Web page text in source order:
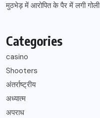
मुठभेड़ में आरोपित के पैर में लगी गोली
Categories
casino
Shooters
अंतर्राष्ट्रीय
अध्यात्म
अपराध